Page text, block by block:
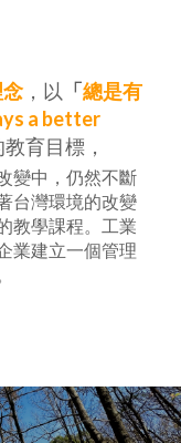
，以 「總是有
a better
育目標，
變中，仍然不斷
台灣環境的改變
教學課程。工業
業建立一個管理